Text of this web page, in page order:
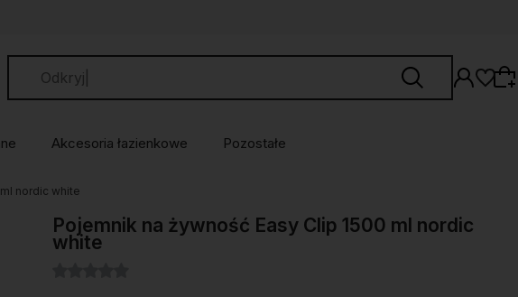
Wybierz coś dla siebie z naszej aktualnej
oferty lub zaloguj się, aby przywrócić dodane
Akcesoria łazienkowe Pozostałe
nordic white
Pojemnik na żywność Easy Clip 1500 ml nordic
white